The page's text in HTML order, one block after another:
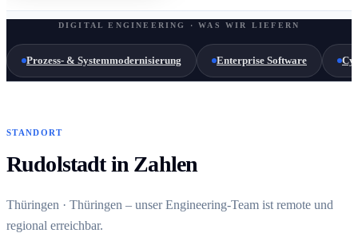
DIGITAL ENGINEERING · WAS WIR LIEFERN
Prozess- & Systemmodernisierung Enterprise Software
STANDORT
Rudolstadt in Zahlen
Thüringen · Thüringen – unser Engineering-Team ist remote und
regional erreichbar.